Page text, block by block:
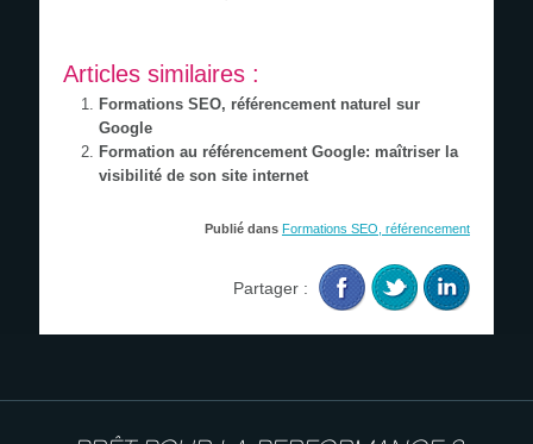
Articles similaires :
Formations SEO, référencement naturel sur
Google
Formation au référencement Google: maîtriser la
visibilité de son site internet
Publié dans Formations SEO, référencement
Partager :